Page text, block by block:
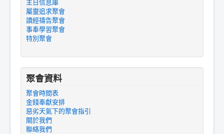
屬靈追求聚會
讀經禱告聚會
事奉學習聚會
特別聚會
聚會資料
聚會時間表
金錢奉獻安排
惡劣天氣下的聚會指引
關於我們
聯絡我們